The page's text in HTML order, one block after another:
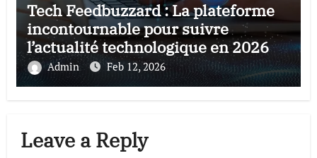
Tech Feedbuzzard : La plateforme
incontournable pour suivre
l’actualité technologique en 2026
Admin Feb 12, 2026
Leave a Reply